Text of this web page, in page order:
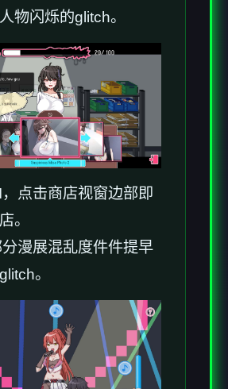
物闪烁的glitch。
点击商店视窗边部即
。
漫展混乱度件件提早
。